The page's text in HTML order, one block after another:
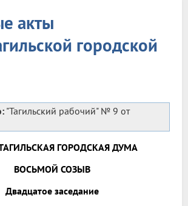
акты
городской
"Тагильский рабочий" № 9 от
ГОРОДСКАЯ ДУМА
ВОСЬМОЙ СОЗЫВ
Двадцатое заседание